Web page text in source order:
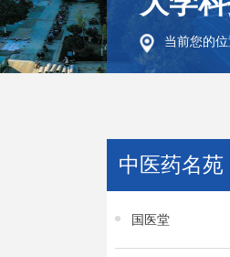
当前您的位
中医药名苑
国医堂